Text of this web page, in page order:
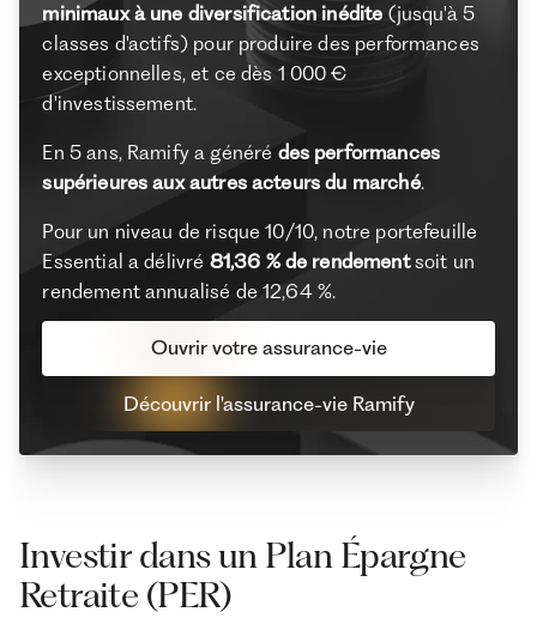
minimaux à une diversification inédite (jusqu'à 5
classes d'actifs) pour produire des performances
exceptionnelles, et ce dès 1 000 €
d'investissement.
En 5 ans, Ramify a généré des performances
supérieures aux autres acteurs du marché.
Pour un niveau de risque 10/10, notre portefeuille
Essential a délivré 81,36 % de rendementsoit un
rendement annualisé de 12,64 %.
Découvrir l'assurance-vie Ramify
Ouvrir votre assurance-vie
Investir dans un Plan Épargne
Retraite (PER)